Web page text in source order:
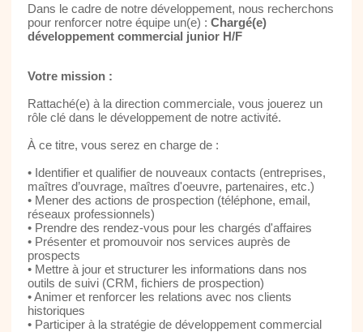
Dans le cadre de notre développement, nous recherchons
pour renforcer notre équipe un(e) : Chargé(e)
développement commercial junior H/F
Votre mission :
Rattaché(e) à la direction commerciale, vous jouerez un
rôle clé dans le développement de notre activité.
À ce titre, vous serez en charge de :
• Identifier et qualifier de nouveaux contacts (entreprises,
maîtres d’ouvrage, maîtres d'oeuvre, partenaires, etc.)
• Mener des actions de prospection (téléphone, email,
réseaux professionnels)
• Prendre des rendez-vous pour les chargés d'affaires
• Présenter et promouvoir nos services auprès de
prospects
• Mettre à jour et structurer les informations dans nos
outils de suivi (CRM, fichiers de prospection)
• Animer et renforcer les relations avec nos clients
historiques
• Participer à la stratégie de développement commercial